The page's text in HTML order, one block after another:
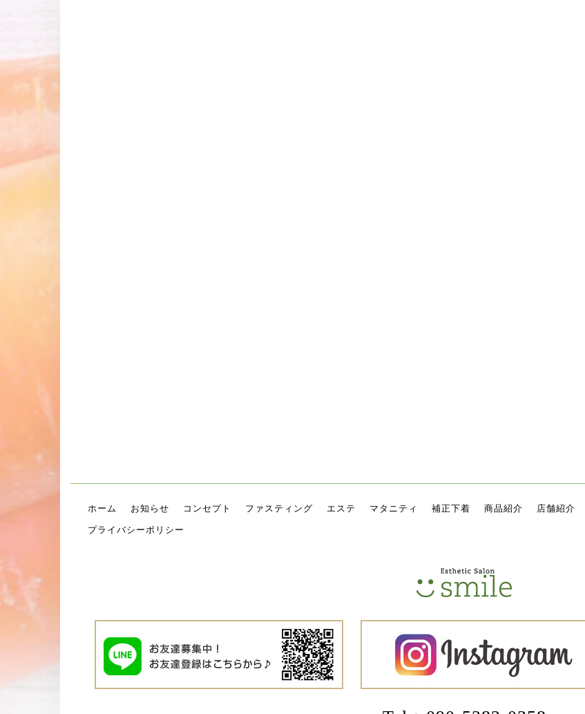
ホーム お知らせ コンセプト ファスティング エステ マタニティ 補正下着 商品紹介 店舗紹介
プライバシーポリシー